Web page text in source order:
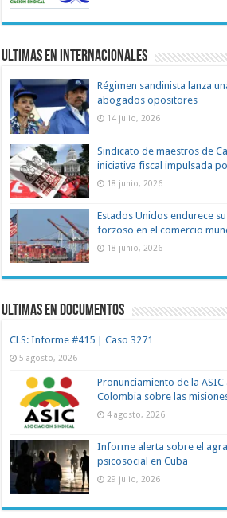
Ultimas en Internacionales
Régimen sandinista lanza
abogados opositores
14 julio, 2026
Sindicato de maestros de
iniciativa fiscal impulsada
18 junio, 2026
Estados Unidos endurece
forzoso en el comercio
18 junio, 2026
Ultimas en documentos
CLS: Informe #415 | Caso 3271
5 agosto, 2026
Pronunciamiento de la
Colombia sobre las
4 agosto, 2026
Informe alerta sobre el
psicosocial en Cuba
29 julio, 2026